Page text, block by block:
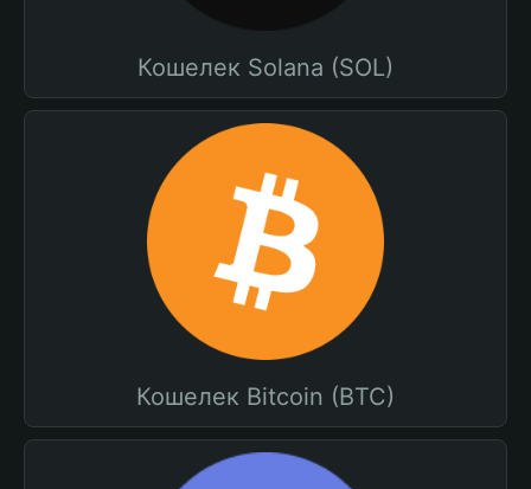
Кошелек Solana (SOL)
Кошелек Bitcoin (BTC)